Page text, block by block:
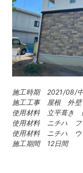
施工時期 2021/08/
施工工事 屋根 外
使用材料 立平葺き
使用材料 ニチハ フ
使用材料 ニチハ ウ
施工期間 12日間